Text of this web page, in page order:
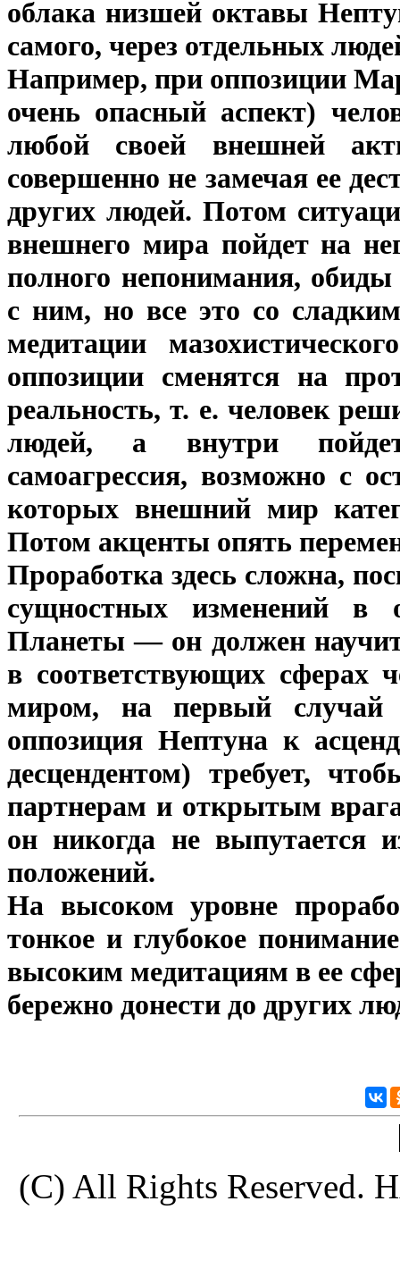
облака низшей октавы
самого, через отдельных
Например, при оппозиции
очень опасный аспект)
любой своей внешней
совершенно не замечая ее
других людей. Потом
внешнего мира пойдет на
полного непонимания, обиды
с ним, но все это со
медитации
оппозиции сменятся на
реальность, т. е. человек
людей, а внутри пойдет
самоагрессия, возможно с
которых внешний мир
Потом акценты опять
Проработка здесь сложна,
сущностных изменений в
Планеты — он должен
в соответствующих
миром, на первый случай
оппозиция Нептуна к
десцендентом) требует,
партнерам и открытым
он никогда не выпутается
положений.
На высоком уровне
тонкое и глубокое
высоким медитациям в ее
бережно донести до других
(C) All Rights